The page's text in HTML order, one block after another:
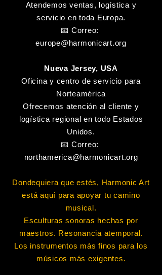
Atendemos ventas, logística y
servicio en toda Europa.
📧 Correo:
europe@harmonicart.org
Nueva Jersey, USA
Oficina y centro de servicio para
Norteamérica
Ofrecemos atención al cliente y
logística regional en todo Estados
Unidos.
📧 Correo:
northamerica@harmonicart.org
Dondequiera que estés, Harmonic Art
está aquí para apoyar tu camino
musical.
Esculturas sonoras hechas por
maestros. Resonancia atemporal.
Los instrumentos más finos para los
músicos más exigentes.